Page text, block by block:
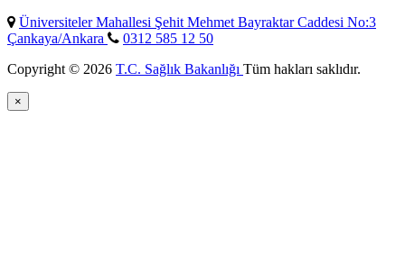
Üniversiteler Mahallesi Şehit Mehmet Bayraktar Caddesi No:3
Çankaya/Ankara
0312 585 12 50
Copyright © 2026 T.C. Sağlık Bakanlığı Tüm hakları saklıdır.
×